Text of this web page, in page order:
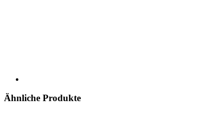
Ähnliche Produkte